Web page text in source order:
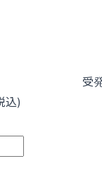
受
込)